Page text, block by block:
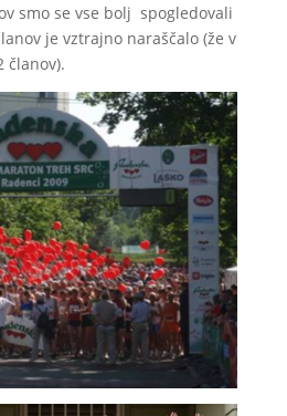
smo se vse bolj spogledovali
je vztrajno naraščalo (že v
članov).